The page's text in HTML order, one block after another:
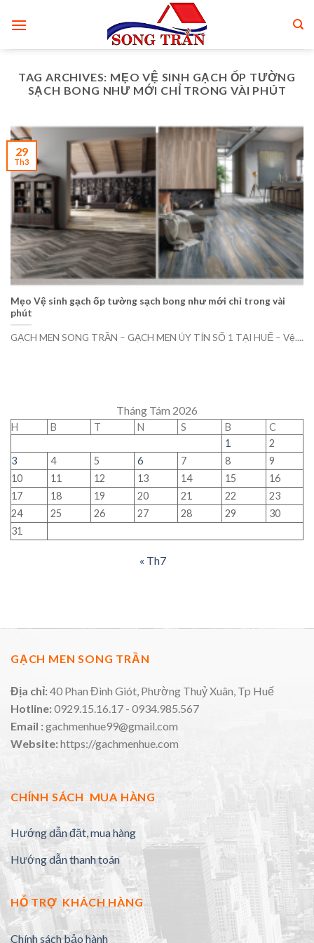
TAG ARCHIVES: MẸO VỆ SINH GẠCH ỐP TƯỜNG
SẠCH BONG NHƯ MỚI CHỈ TRONG VÀI PHÚT
Mẹo Vệ sinh gạch ốp tường sạch bong như mới chỉ trong vài
phút
GẠCH MEN SONG TRẦN – GẠCH MEN ÚY TÍN SỐ 1 TẠI HUẾ – Vệ....
29
Th3
Tháng Tám 2026
H B T N S B
C
1
2
3
4 5 6 7 8
9
10
11 12 13 14 15
16
17
18 19 20 21 22
23
24
25 26 27 28 29
30
31
« Th7
GẠCH MEN SONG TRẦN
Địa chỉ:40 Phan Đình Giót, Phường Thuỷ Xuân, Tp Huế
Hotline:0929.15.16.17 - 0934.985.567
Email :gachmenhue99@gmail.com
Website:https://gachmenhue.com
CHÍNH SÁCH MUA HÀNG
Hướng dẫn đặt, mua hàng
Hướng dẫn thanh toán
HỖ TRỢ KHÁCH HÀNG
Chính sách bảo hành